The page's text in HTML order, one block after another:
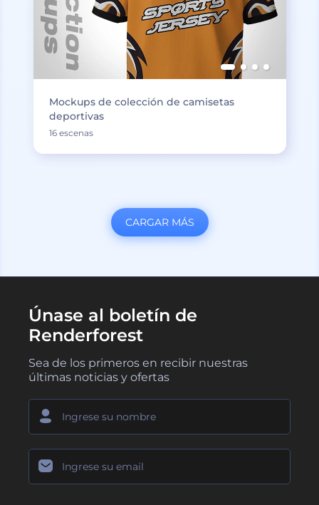
Mockups de colección de camisetas
deportivas
16 escenas
CARGAR MÁS
Únase al boletín de
Renderforest
Sea de los primeros en recibir nuestras
últimas noticias y ofertas